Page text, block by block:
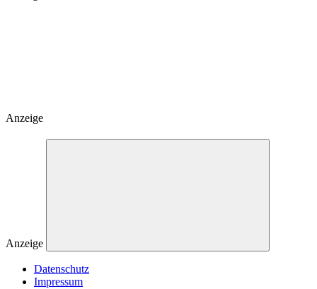
Anzeige
Anzeige
Datenschutz
Impressum